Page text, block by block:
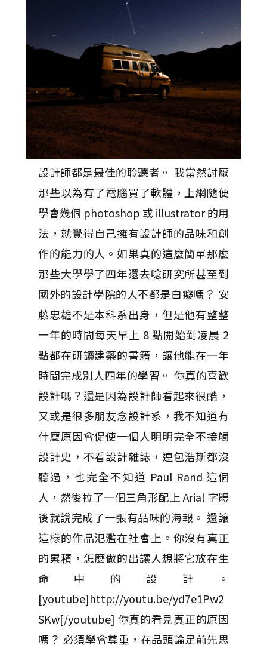
設計師都是最佳的聆聽者。 我當然討厭
那些以為有了電腦買了軟體，上網隨便
學會幾個 photoshop 或 illustrator 的用
法，就覺得自己擁有設計師的品味和創
作的能力的人。如果真的這麼簡單那麼
那些大學學了四年還去唸研究所甚至到
國外的設計學院的人不都是白癡嗎？ 安
藤忠雄不是本科系出身，但是他有整整
一年的時間每天早上 8 點開始到凌晨 2
點都在研讀建築的書籍，讓他能在一年
時間完成別人四年的學習。 你真的喜歡
設計嗎？還是因為設計師看起來很酷，
又或是很多朋友念設計系，我不知道有
什麼原因會促使一個人明明完全不接觸
設計史，不看設計雜誌，連包浩斯都沒
聽過，也完全不知道 Paul Rand 這個
人，然後拉了一個三角形配上 Arial 字體
後就說完成了一張有品味的海報。 還讓
這樣的作品氾濫在社會上。你沒有真正
的累積，怎麼做的出讓人想將它放在生
命中的設計。
[youtube]http://youtu.be/yd7e1Pw2
SKw[/youtube] 你真的看見真正的原因
嗎？ 必須學會尊重，在品頭論足前先思